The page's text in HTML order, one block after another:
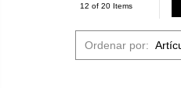
12 of 20 Items
Ordenar por: